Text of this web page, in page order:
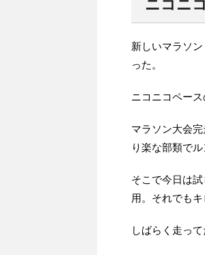
ニコニ
新しいマラソ
った。
ニコニコペース
マラソン大会
り楽な部類で
そこで今日は
用。それでもキ
しばらく走っ